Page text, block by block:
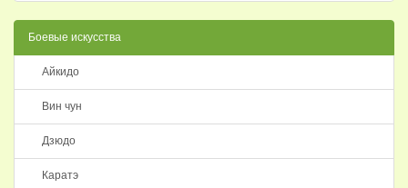
Боевые искусства
Айкидо
Вин чун
Дзюдо
Каратэ